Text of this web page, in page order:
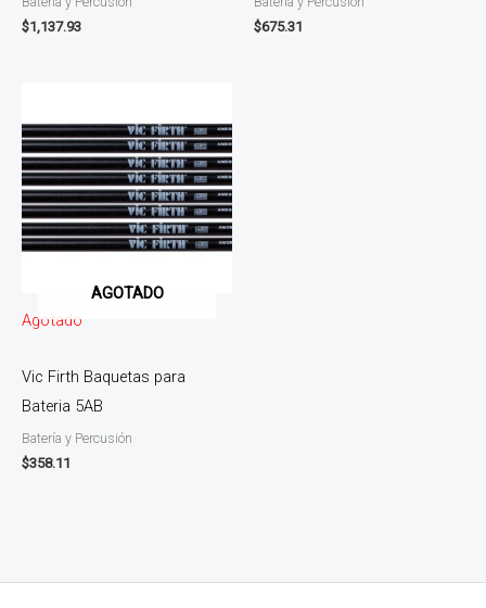
$1,137.93
$675.31
AGOTADO
Agotado
Vic Firth Baquetas para
Bateria 5AB
Batería y Percusión
$358.11